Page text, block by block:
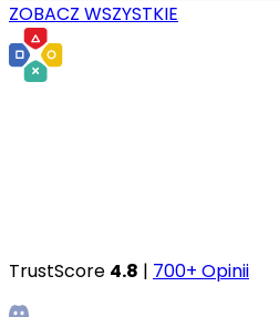
ZOBACZ WSZYSTKIE
TrustScore 4.8 | 700+ Opinii